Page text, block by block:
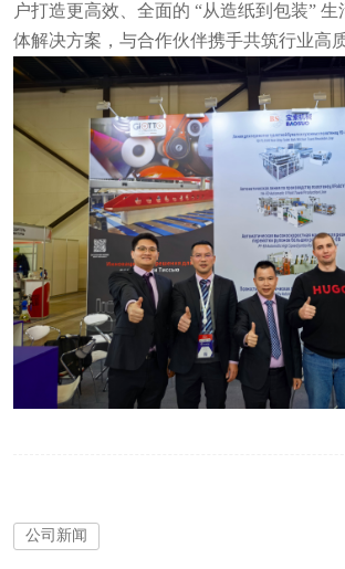
户打造更高效、全面的 “从造纸到包装”
体解决方案，与合作伙伴携手共筑行业高
公司新闻